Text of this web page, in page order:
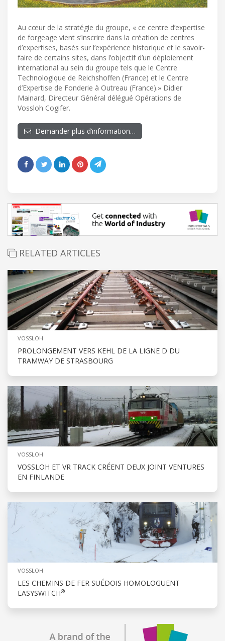
Au cœur de la stratégie du groupe, « ce centre d’expertise
de forgeage vient s’inscrire dans la création de centres
d’expertises, basés sur l’expérience historique et le savoir-
faire de certains sites, dans l’objectif d’un déploiement
international au sein du groupe tels que le Centre
Technologique de Reichshoffen (France) et le Centre
d’Expertise de Fonderie à Outreau (France).» Didier
Mainard, Directeur Général délégué Opérations de
Vossloh Cogifer.
Demander plus d’information…
RELATED ARTICLES
VOSSLOH
PROLONGEMENT VERS KEHL DE LA LIGNE D DU
TRAMWAY DE STRASBOURG
VOSSLOH
VOSSLOH ET VR TRACK CRÉENT DEUX JOINT VENTURES
EN FINLANDE
VOSSLOH
LES CHEMINS DE FER SUÉDOIS HOMOLOGUENT
EASYSWITCH®